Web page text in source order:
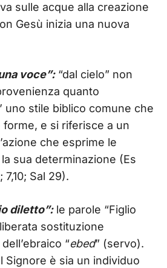
sulle acque alla creazione
Gesù inizia una nuova
voce”:“dal cielo” non
quanto
uno stile biblico comune che
e si riferisce a un
che esprime le
sua determinazione (Es
7,10; Sal 29).
diletto”:le parole “Figlio
sostituzione
“ebed” (servo).
Signore è sia un individuo